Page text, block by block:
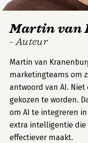
Martin van
- Auteur
Martin van
marketingteams om
antwoord van AI.
gekozen te worden.
om AI te integreren
extra intelligentie die
effectiever maakt.